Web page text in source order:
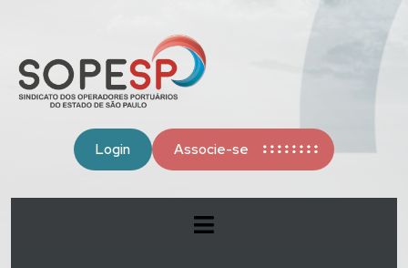
Login Associe-se